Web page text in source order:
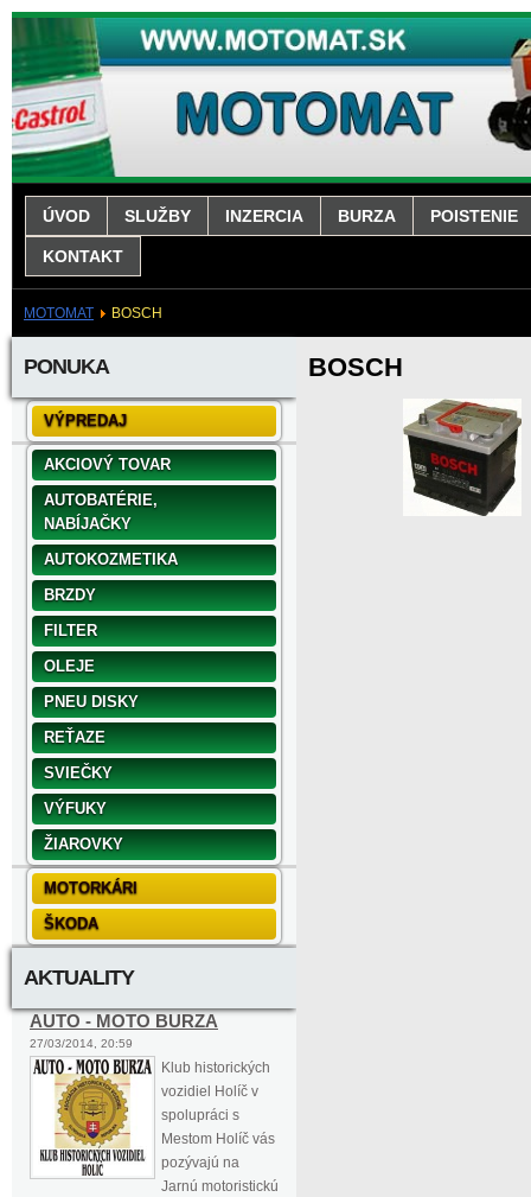
ÚVOD SLUŽBY INZERCIA BURZA POISTENIE
KONTAKT
MOTOMAT BOSCH
PONUKA
VÝPREDAJ
AKCIOVÝ TOVAR
AUTOBATÉRIE,
NABÍJAČKY
AUTOKOZMETIKA
BRZDY
FILTER
OLEJE
PNEU DISKY
REŤAZE
SVIEČKY
VÝFUKY
ŽIAROVKY
MOTORKÁRI
ŠKODA
AKTUALITY
AUTO - MOTO BURZA
27/03/2014, 20:59
Klub historických
vozidiel Holíč v
spolupráci s
Mestom Holíč vás
pozývajú na
Jarnú motoristickú
BOSCH